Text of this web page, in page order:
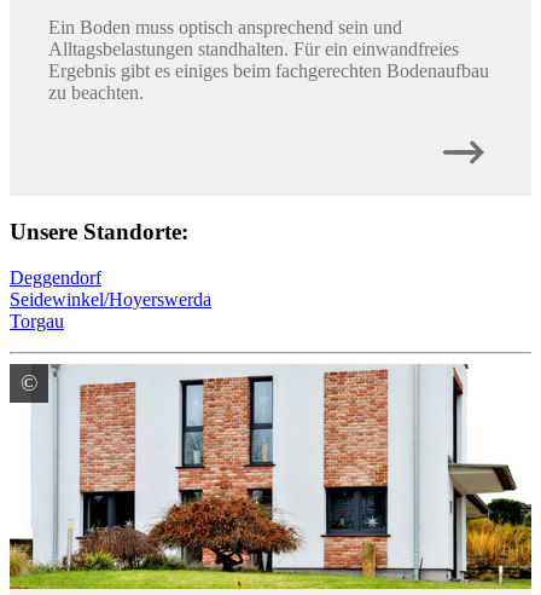
Ein Boden muss optisch ansprechend sein und
Alltagsbelastungen standhalten. Für ein einwandfreies
Ergebnis gibt es einiges beim fachgerechten Bodenaufbau
zu beachten.
Unsere Standorte:
Deggendorf
Seidewinkel/Hoyerswerda
Torgau
© Baumit GmbH